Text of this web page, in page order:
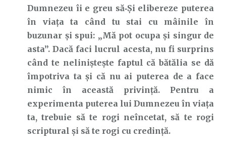
Dumnezeu îi e greu să‑Și elibereze puterea
în viața ta când tu stai cu mâinile în
buzunar și spui: „Mă pot ocupa și singur de
asta”. Dacă faci lucrul acesta, nu fi surprins
când te neliniștește faptul că bătălia se dă
împotriva ta și că nu ai puterea de a face
nimic în această privință. Pentru a
experimenta puterea lui Dumnezeu în viața
ta, trebuie să te rogi neîncetat, să te rogi
scriptural și să te rogi cu credință.